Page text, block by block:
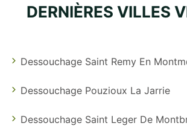
DERNIÈRES VILLES
Dessouchage Saint Remy En
Dessouchage Pouzioux La Jarrie
Dessouchage Saint Leger De